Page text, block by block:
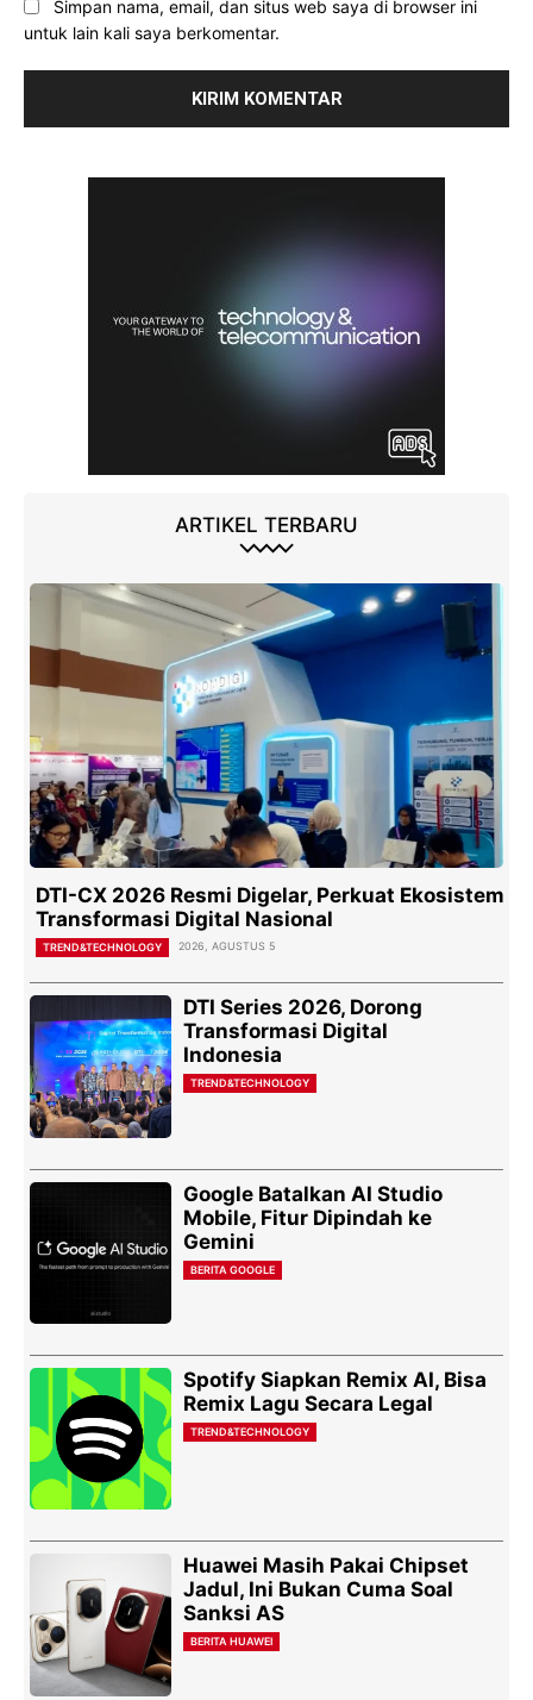
Simpan nama, email, dan situs web saya di browser ini
untuk lain kali saya berkomentar.
ARTIKEL TERBARU
DTI-CX 2026 Resmi Digelar, Perkuat Ekosistem
Transformasi Digital Nasional
TREND&TECHNOLOGY 2026, AGUSTUS 5
DTI Series 2026, Dorong
Transformasi Digital
Indonesia
TREND&TECHNOLOGY
Google Batalkan AI Studio
Mobile, Fitur Dipindah ke
Gemini
BERITA GOOGLE
Spotify Siapkan Remix AI, Bisa
Remix Lagu Secara Legal
TREND&TECHNOLOGY
Huawei Masih Pakai Chipset
Jadul, Ini Bukan Cuma Soal
Sanksi AS
BERITA HUAWEI